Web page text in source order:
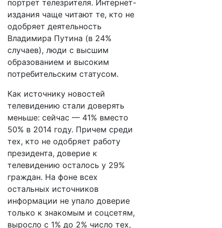
портрет телезрителя. Интернет-
издания чаще читают те, кто не
одобряет деятельность
Владимира Путина (в 24%
случаев), люди с высшим
образованием и высоким
потребительским статусом.
Как источнику новостей
телевидению стали доверять
меньше: сейчас — 41% вместо
50% в 2014 году. Причем среди
тех, кто не одобряет работу
президента, доверие к
телевидению осталось у 29%
граждан. На фоне всех
остальных источников
информации не упало доверие
только к знакомым и соцсетям,
выросло с 1% до 2% число тех,